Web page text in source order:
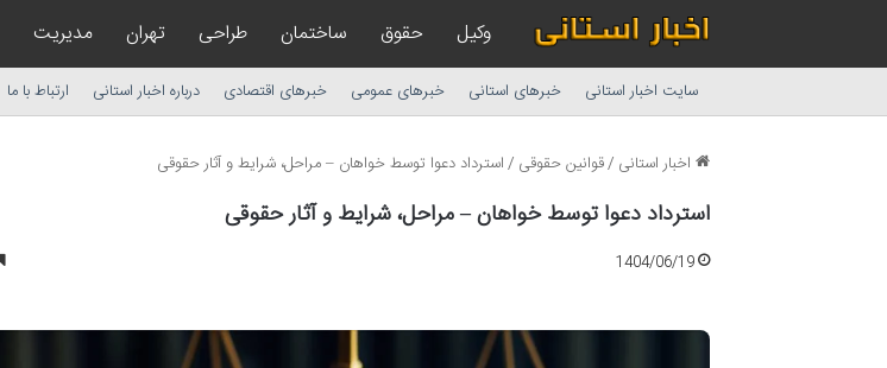
وکیل حقوق ساختمان طراحی تهران مدیریت
سایت اخبار استانی خبرهای استانی خبرهای عمومی خبرهای اقتصادی درباره اخبار استانی ارتباط با ما
اخبار استانی /قوانین حقوقی /استرداد دعوا توسط خواهان – مراحل، شرایط و آثار حقوقی
استرداد دعوا توسط خواهان – مراحل، شرایط و آثار حقوقی
1404/06/19